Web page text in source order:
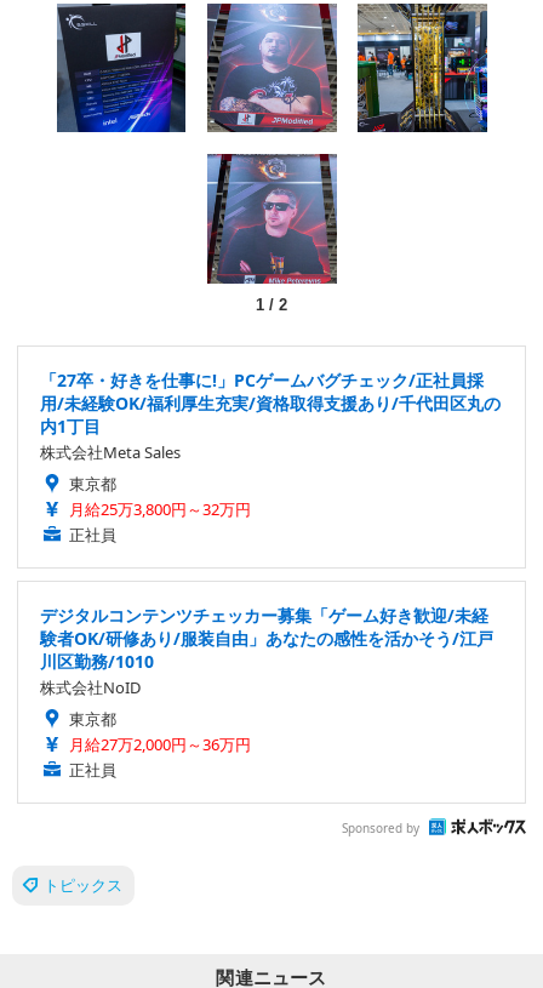
1/ 2
「27卒・好きを仕事に!」PCゲームバグチェック/正社員採
用/未経験OK/福利厚生充実/資格取得支援あり/千代田区丸の
内1丁目
株式会社Meta Sales
東京都
月給25万3,800円～32万円
正社員
デジタルコンテンツチェッカー募集「ゲーム好き歓迎/未経
験者OK/研修あり/服装自由」あなたの感性を活かそう/江戸
川区勤務/1010
株式会社NoID
東京都
月給27万2,000円～36万円
正社員
Sponsored by
トピックス
関連ニュース